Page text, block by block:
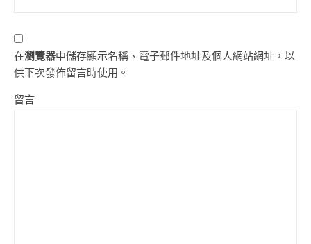
在瀏覽器中儲存顯示名稱、電子郵件地址及個人網站網址，以
供下次發佈留言時使用。
留言